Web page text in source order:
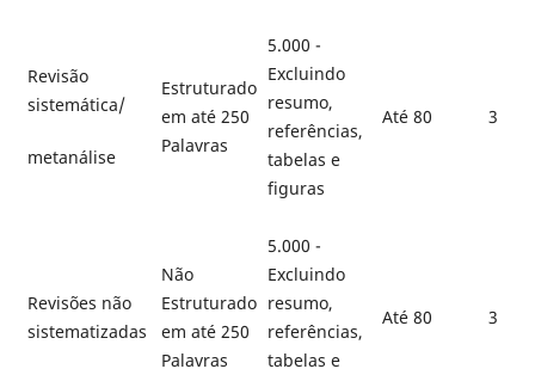
Revisão
sistemática/
metanálise
Estruturado
em até 250
Palavras
5.000 -
Excluindo
resumo,
referências,
tabelas e
figuras
Até 80 3
Revisões não
sistematizadas
Não
Estruturado
em até 250
Palavras
5.000 -
Excluindo
resumo,
referências,
tabelas e
Até 80 3